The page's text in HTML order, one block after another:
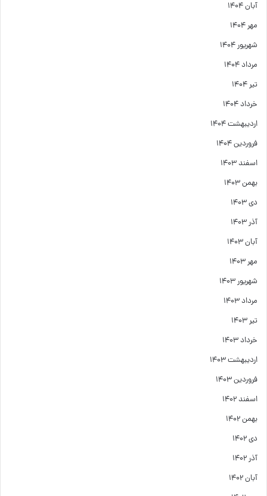
آبان ۱۴۰۴
مهر ۱۴۰۴
شهریور ۱۴۰۴
مرداد ۱۴۰۴
تیر ۱۴۰۴
خرداد ۱۴۰۴
اردیبهشت ۱۴۰۴
فروردین ۱۴۰۴
اسفند ۱۴۰۳
بهمن ۱۴۰۳
دی ۱۴۰۳
آذر ۱۴۰۳
آبان ۱۴۰۳
مهر ۱۴۰۳
شهریور ۱۴۰۳
مرداد ۱۴۰۳
تیر ۱۴۰۳
خرداد ۱۴۰۳
اردیبهشت ۱۴۰۳
فروردین ۱۴۰۳
اسفند ۱۴۰۲
بهمن ۱۴۰۲
دی ۱۴۰۲
آذر ۱۴۰۲
آبان ۱۴۰۲